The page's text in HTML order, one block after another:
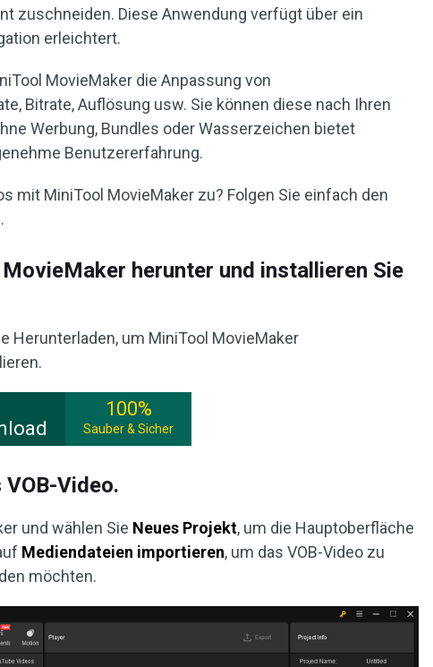
zuschneiden. Diese Anwendung verfügt über ein
erleichtert.
MovieMaker die Anpassung von
Bitrate, Auflösung usw. Sie können diese nach Ihren
Werbung, Bundles oder Wasserzeichen bietet
Benutzererfahrung.
mit MiniTool MovieMaker zu? Folgen Sie einfach den
herunter und installieren Sie
Herunterladen, um MiniTool MovieMaker
100%
Sauber & Sicher
Video.
und wählen Sie Neues Projekt, um die Hauptoberfläche
Mediendateien importieren, um das VOB-Video zu
möchten.